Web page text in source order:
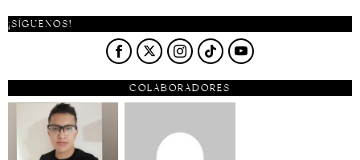
¡SÍGUENOS!
COLABORADORES